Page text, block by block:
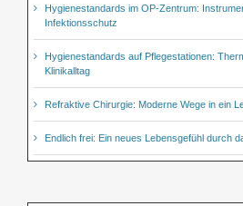
Hygienestandards im OP-Zentrum:
Infektionsschutz
Hygienestandards auf Pflegestationen:
Klinikalltag
Refraktive Chirurgie: Moderne Wege in ein
Endlich frei: Ein neues Lebensgefühl durch